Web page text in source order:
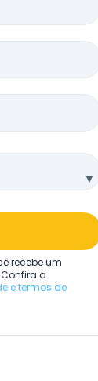
▼
recebe um
a
e termos de